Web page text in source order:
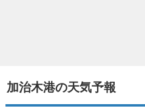
加治木港の天気予報